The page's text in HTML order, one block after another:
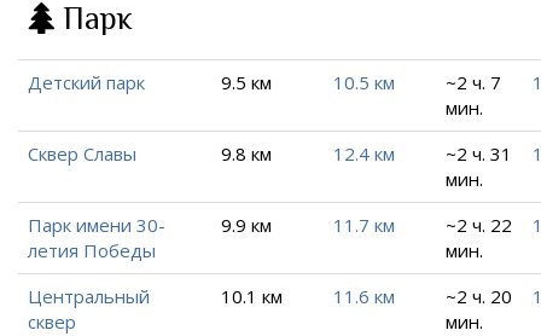
Парк
Детский парк 9.5 км 10.5 км
~2 ч. 7
мин.
Сквер Славы 9.8 км 12.4 км
~2 ч. 31
мин.
Парк имени 30-
летия Победы
9.9 км 11.7 км
~2 ч. 22
мин.
Центральный
сквер
10.1 км 11.6 км
~2 ч. 20
мин.